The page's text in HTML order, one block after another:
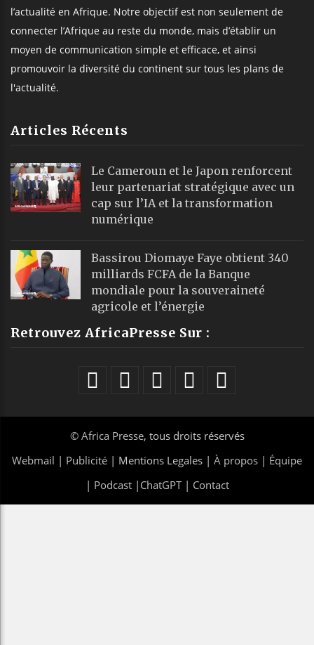
l’actualité en Afrique. Notre objectif est non seulement de
connecter l’Afrique au reste du monde, mais d’établir un
moyen de communication simple et efficace, et ainsi
promouvoir la diversité du continent sur tous les plans de
l'actualité.
Articles Récents
Le Cameroun et le Japon renforcent
leur partenariat stratégique avec un
cap sur l’IA et la transformation
numérique
Bassirou Diomaye Faye obtient 340
milliards FCFA de la Banque
mondiale pour la souveraineté
agricole et l’énergie
Retrouvez AfricaPresse Sur :
© Africa Presse, tous droits réservés
Webmail | Publicité | Mentions Legales | À propos | Équipe
| Podcast| ChatGPT| Contact